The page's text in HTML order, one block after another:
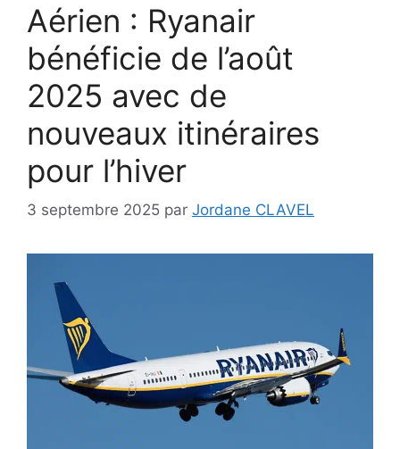
Aérien : Ryanair
bénéficie de l’août
2025 avec de
nouveaux itinéraires
pour l’hiver
3 septembre 2025 par Jordane CLAVEL